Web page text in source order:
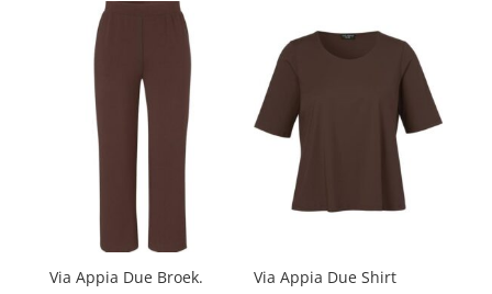
Via Appia Due Broek.
Via Appia Due Shirt